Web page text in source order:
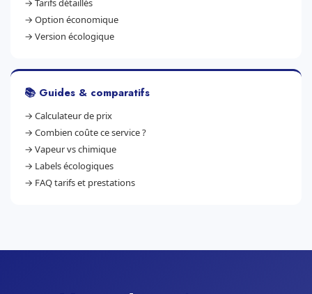
→ Tarifs détaillés
→ Option économique
→ Version écologique
📚 Guides & comparatifs
→ Calculateur de prix
→ Combien coûte ce service ?
→ Vapeur vs chimique
→ Labels écologiques
→ FAQ tarifs et prestations